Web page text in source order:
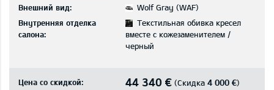
Внешний вид:
Wolf Gray (WAF)
Внутренняя отделка
салона:
Текстильная обивка кресел
вместе с кожезаменителем /
черный
Цена со скидкой: 44 340 € (Скидка 4 000 €)